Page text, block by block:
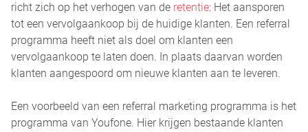
richt zich op het verhogen van de retentie: Het aansporen
tot een vervolgaankoop bij de huidige klanten. Een referral
programma heeft niet als doel om klanten een
vervolgaankoop te laten doen. In plaats daarvan worden
klanten aangespoord om nieuwe klanten aan te leveren.
Een voorbeeld van een referral marketing programma is het
programma van Youfone. Hier krijgen bestaande klanten